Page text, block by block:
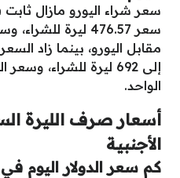
سعر شراء اليورو مازال
مقابل اليورو، بينما زاد
الواحد.
أسعار صرف الليرة
الأجنبية
كم سعر الدولار اليوم